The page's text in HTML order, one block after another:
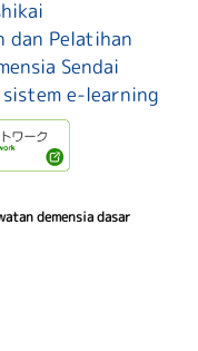
dan Pelatihan
Sendai
e-learning
demensia dasar